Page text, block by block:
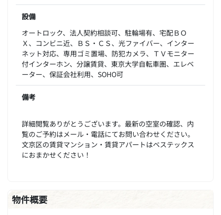
設備
オートロック、法人契約相談可、駐輪場有、宅配ＢＯ
Ｘ、コンビニ近、ＢＳ・ＣＳ、光ファイバー、インター
ネット対応、専用ゴミ置場、防犯カメラ、ＴＶモニター
付インターホン、分譲賃貸、東京大学自転車圏、エレベ
ーター、保証会社利用、SOHO可
備考
詳細閲覧ありがとうございます。最新の空室の確認、内
覧のご予約はメール・電話にてお問い合わせください。
文京区の賃貸マンション・賃貸アパートはベステックス
におまかせください！
物件概要